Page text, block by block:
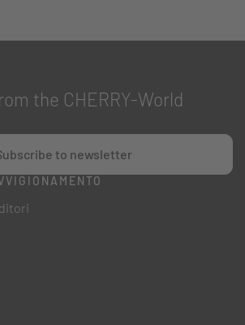
the CHERRY-World
to newsletter